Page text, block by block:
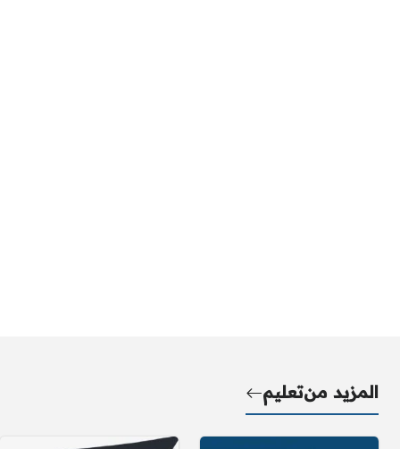
المزيد منتعليم